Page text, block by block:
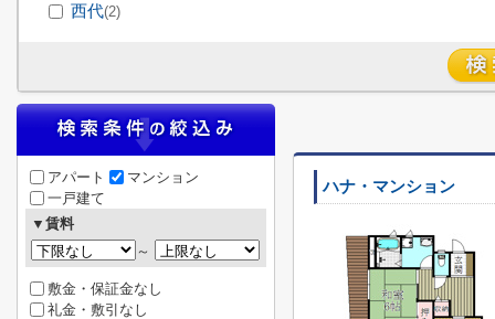
西代(2)
ハナ・マンション
アパート
マンション
一戸建て
▼賃料
～
敷金・保証金なし
礼金・敷引なし